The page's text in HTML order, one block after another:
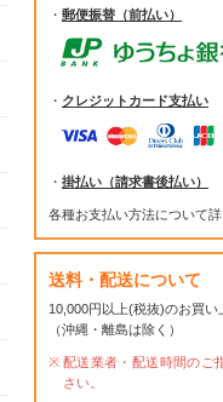
・ 郵便振替（前払い）
・ クレジットカード支払い
・ 掛払い（請求書後払い）
各種お支払い方法について
送料・配送について
10,000円以上(税抜)のお買い
（沖縄・離島は除く）
配送業者・配送時間のご
さい。